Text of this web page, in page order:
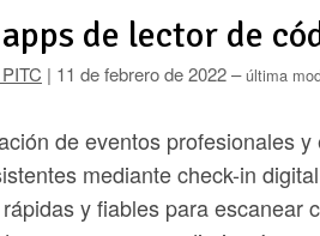
de lector de
| 11 de febrero de 2022 –última
de eventos profesionales
mediante check-in
y fiables para escanear